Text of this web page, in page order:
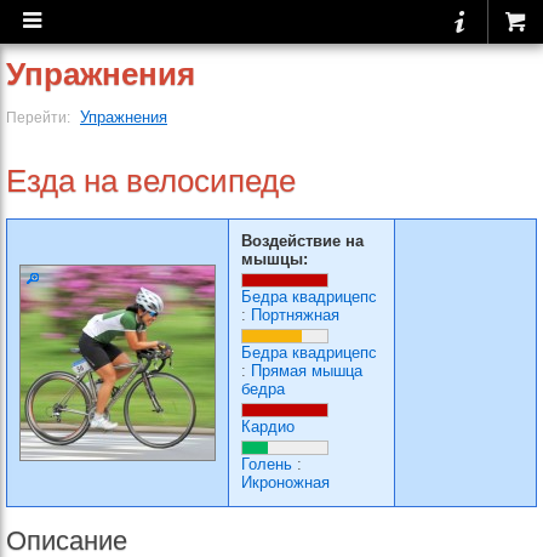
Упражнения
Перейти: Упражнения
Езда на велосипеде
Воздействие на
мышцы:
Бедра квадрицепс
: Портняжная
Бедра квадрицепс
: Прямая мышца
бедра
Кардио
Голень :
Икроножная
Описание